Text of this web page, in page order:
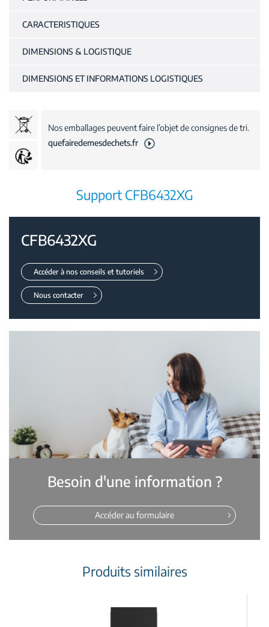
CARACTERISTIQUES
DIMENSIONS & LOGISTIQUE
DIMENSIONS ET INFORMATIONS LOGISTIQUES
Nos emballages peuvent faire l’objet de consignes de tri.
quefairedemesdechets.fr
Support CFB6432XG
CFB6432XG
Accéder à nos conseils et tutoriels
Nous contacter
Besoin d'une information ?
Accéder au formulaire
Produits similaires